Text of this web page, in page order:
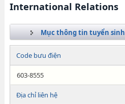
International Relations
Mục thông tin tuyển sinh
Code bưu điện
603-8555
Địa chỉ liên hệ